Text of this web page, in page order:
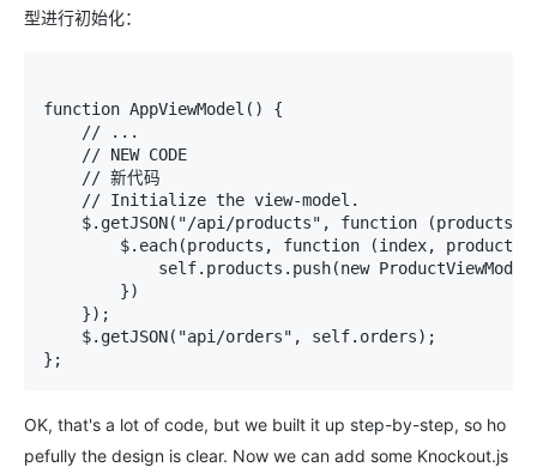
型进行初始化：
function AppViewModel() {
    // ...
    // NEW CODE
    // 新代码
    // Initialize the view-model.
$.getJSON("/api/products", function (products)
$.each(products, function (index, product)
self.products.push(new
        })
    });
    $.getJSON("api/orders", self.orders);
};
OK, that's a lot of code, but we built it up step-by-step, so ho
pefully the design is clear. Now we can add some Knockout.js